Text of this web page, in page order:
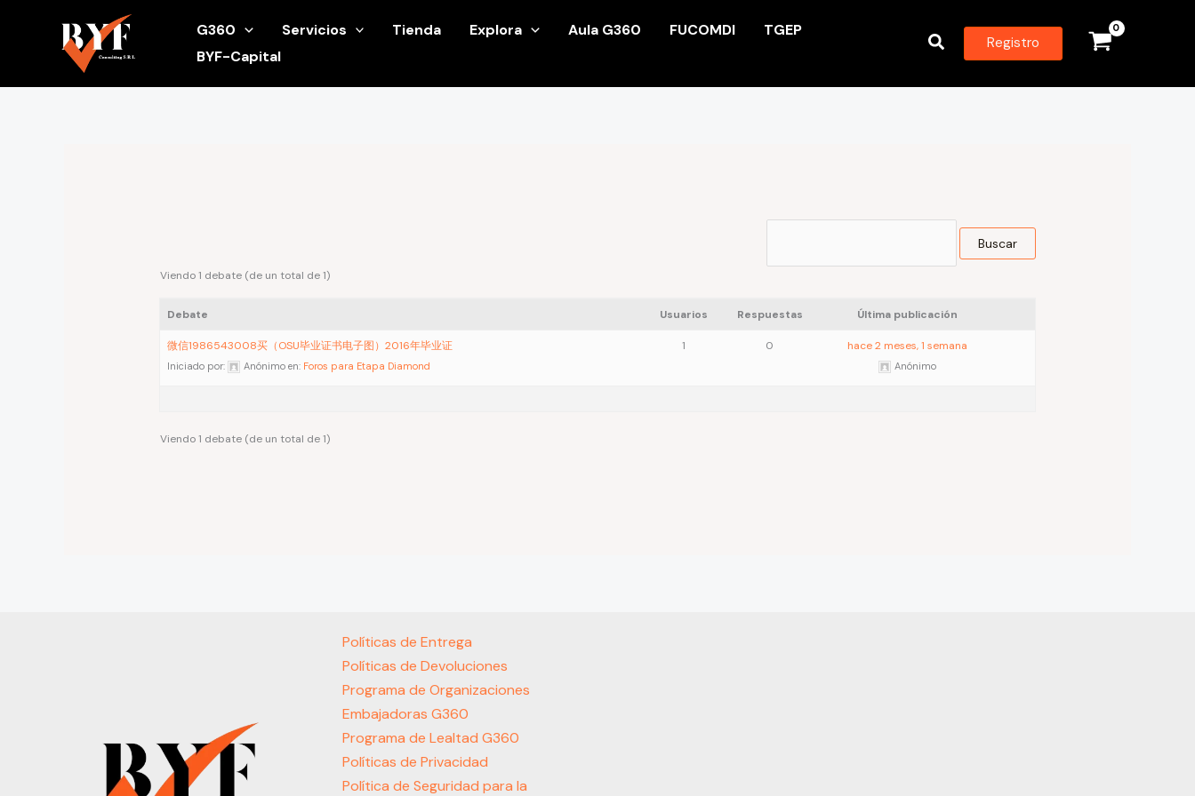
G360 Servicios Tienda Explora Aula G360 FUCOMDI
TGEP
BYF-Capital
Buscar Registro
Viendo 1 debate (de un total de 1)
Debate Usuarios Respuestas Última publicación
微信1986543008买（OSU毕业证书电子图）2016年毕业证
Iniciado por: Anónimo en: Foros para Etapa Diamond
1 0 hace 2 meses, 1 semana
Anónimo
Viendo 1 debate (de un total de 1)
Políticas de Entrega
Políticas de Devoluciones
Programa de Organizaciones
Embajadoras G360
Programa de Lealtad G360
Políticas de Privacidad
Política de Seguridad para la